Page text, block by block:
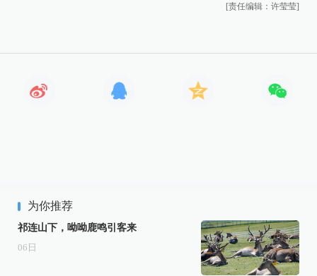
[责任编辑：许莹莹]
为你推荐
祁连山下，呦呦鹿鸣引客来
06 日